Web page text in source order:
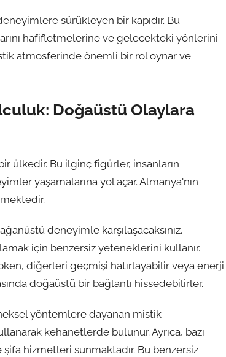
sürükleyen bir kapıdır. Bu
hafifletmelerine ve gelecekteki yönlerini
atmosferinde önemli bir rol oynar ve
Doğaüstü Olaylara
ülkedir. Bu ilginç figürler, insanların
yaşamalarına yol açar. Almanya'nın
deneyimle karşılaşacaksınız.
için benzersiz yeteneklerini kullanır.
diğerleri geçmişi hatırlayabilir veya enerji
doğaüstü bir bağlantı hissedebilirler.
yöntemlere dayanan mistik
kehanetlerde bulunur. Ayrıca, bazı
hizmetleri sunmaktadır. Bu benzersiz